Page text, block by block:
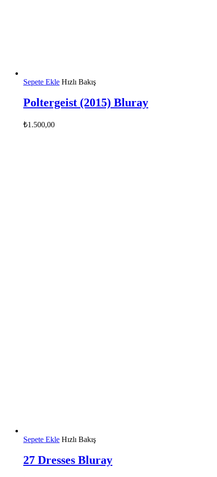
Sepete Ekle Hızlı Bakış
Poltergeist (2015) Bluray
₺1.500,00
Sepete Ekle Hızlı Bakış
27 Dresses Bluray